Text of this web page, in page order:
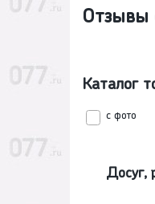
Отзывы
Каталог
с фото
Досуг,